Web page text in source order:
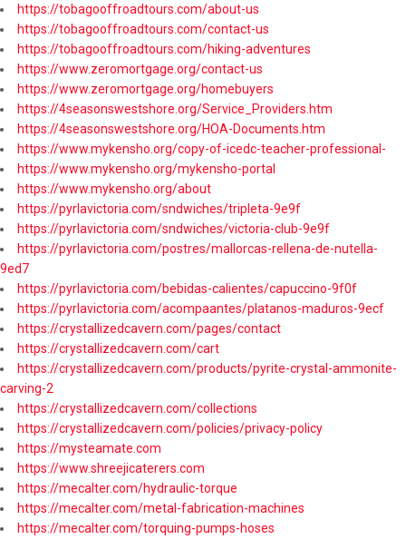
https://tobagooffroadtours.com/about-us
https://tobagooffroadtours.com/contact-us
https://tobagooffroadtours.com/hiking-adventures
https://www.zeromortgage.org/contact-us
https://www.zeromortgage.org/homebuyers
https://4seasonswestshore.org/Service_Providers.htm
https://4seasonswestshore.org/HOA-Documents.htm
https://www.mykensho.org/copy-of-icedc-teacher-professional-
https://www.mykensho.org/mykensho-portal
https://www.mykensho.org/about
https://pyrlavictoria.com/sndwiches/tripleta-9e9f
https://pyrlavictoria.com/sndwiches/victoria-club-9e9f
https://pyrlavictoria.com/postres/mallorcas-rellena-de-nutella-
9ed7
https://pyrlavictoria.com/bebidas-calientes/capuccino-9f0f
https://pyrlavictoria.com/acompaantes/platanos-maduros-9ecf
https://crystallizedcavern.com/pages/contact
https://crystallizedcavern.com/cart
https://crystallizedcavern.com/products/pyrite-crystal-ammonite-
carving-2
https://crystallizedcavern.com/collections
https://crystallizedcavern.com/policies/privacy-policy
https://mysteamate.com
https://www.shreejicaterers.com
https://mecalter.com/hydraulic-torque
https://mecalter.com/metal-fabrication-machines
https://mecalter.com/torquing-pumps-hoses